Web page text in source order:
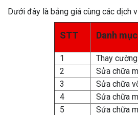
Dưới đây là bảng giá cùng các dịch
STT Danh mục
1
Thay
2
Sửa chữa
3
Sửa chữa
4
Sửa chữa
5
Sửa chữa